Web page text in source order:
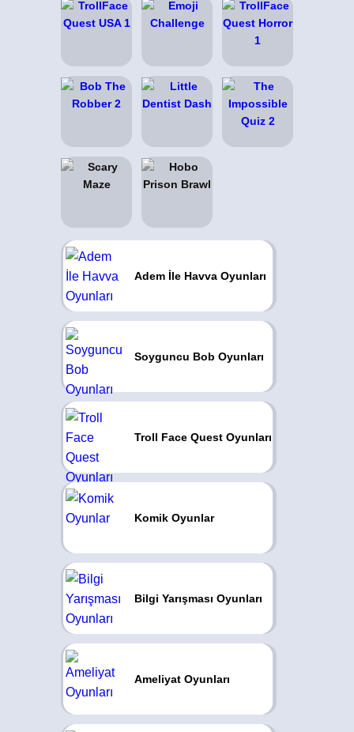
Adem İle Havva Oyunları
Soyguncu Bob Oyunları
Troll Face Quest Oyunları
Komik Oyunlar
Bilgi Yarışması Oyunları
Ameliyat Oyunları